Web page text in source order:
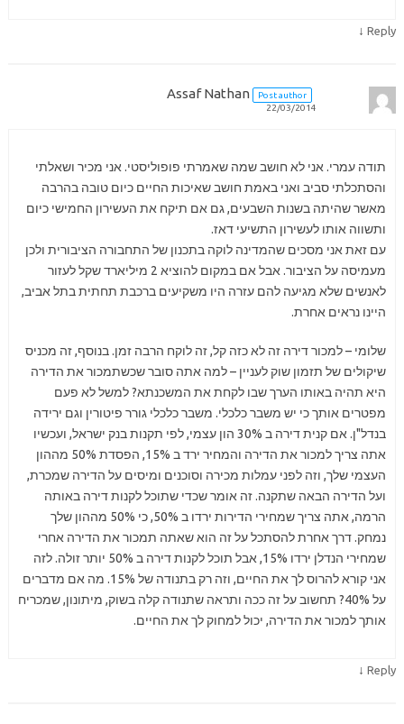
Reply
↓
Assaf Nathan
Post author
22/03/2014
תודה עמרי. אני לא חושב שמה שאמרתי פופוליסטי. אני מכיר ושאלתי
והסתכלתי סביב ואני באמת חושב שאיכות החיים כיום טובה בהרבה
מאשר שהיתה בשנות השבעים, גם אם תיקח את העשירון החמישי כיום
ותשווה אותו לעשירון התשיעי דאז.
עם זאת אני מסכים שהמדינה לוקה בתכנון של התחבורה הציבורית ולכן
מעמיסה על הציבור. אבל אם במקום להוציא 2 מיליארד שקל לעזור
לאנשים שלא מגיעה להם עזרה היו משקיעים ברכבת תחתית בתל אביב,
היינו נראים אחרת.
שלומי – למכור דירה זה לא כזה קל, זה לוקח הרבה זמן. בנוסף, זה מכניס
שיקולים של תזמון שוק לעניין – למה אתה סובר שכשתמכור את הדירה
היא תהיה באותו הערך שבו לקחת את המשכנתא? למשל לא פעם
מפטרים אותך כי יש משבר כלכלי. משבר כלכלי גורר פיטורין וגם ירידה
בנדל"ן. אם קנית דירה ב 30% הון עצמי, לפי תקנות בנק ישראל, ועכשיו
אתה צריך למכור את הדירה והמחיר ירד ב 15%, הפסדת 50% מההון
העצמי שלך, וזה לפני עמלות מכירה וסוכנים ומיסים על הדירה שמכרת,
ועל הדירה הבאה שתקנה. זה אומר שכדי שתוכל לקנות דירה באותה
הרמה, אתה צריך שמחירי הדירות ירדו ב 50%, כי 50% מההון שלך
נמחק. דרך אחרת להסתכל על זה הוא שאתה תמכור את הדירה אחרי
שמחירי הנדלן ירדו 15%, אבל תוכל לקנות דירה ב 50% יותר זולה. לזה
אני קורא להרוס לך את החיים, וזה רק בתנודה של 15%. מה אם מדברים
על 40%? תחשוב על זה ככה ותראה שתנודה קלה בשוק, מיתונון, שמכריח
אותך למכור את הדירה, יכול למחוק לך את החיים.
Reply
↓